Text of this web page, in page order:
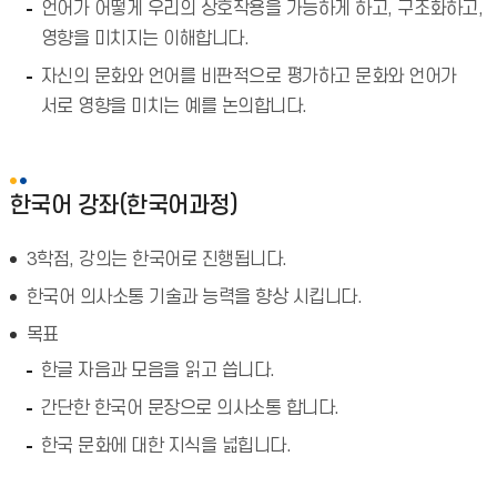
언어가 어떻게 우리의 상호작용을 가능하게 하고, 구조화하고,
영향을 미치지는 이해합니다.
자신의 문화와 언어를 비판적으로 평가하고 문화와 언어가
서로 영향을 미치는 예를 논의합니다.
한국어 강좌(한국어과정)
3학점, 강의는 한국어로 진행됩니다.
한국어 의사소통 기술과 능력을 향상 시킵니다.
목표
한글 자음과 모음을 읽고 씁니다.
간단한 한국어 문장으로 의사소통 합니다.
한국 문화에 대한 지식을 넓힙니다.